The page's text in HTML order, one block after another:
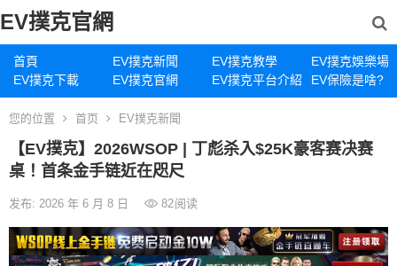
EV撲克官網
首頁 EV撲克新聞 EV撲克教學
EV撲克娛樂場
EV撲克下載
EV撲克官網 EV撲克平台介紹 EV保險是啥?
您的位置 首页 EV撲克新聞
【EV撲克】2026WSOP | 丁彪杀入$25K豪客赛决赛
桌！首条金手链近在咫尺
发布: 2026 年 6 月 8 日 82阅读